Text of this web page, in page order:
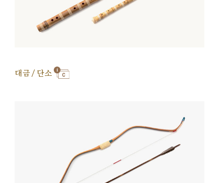
대금 / 단소